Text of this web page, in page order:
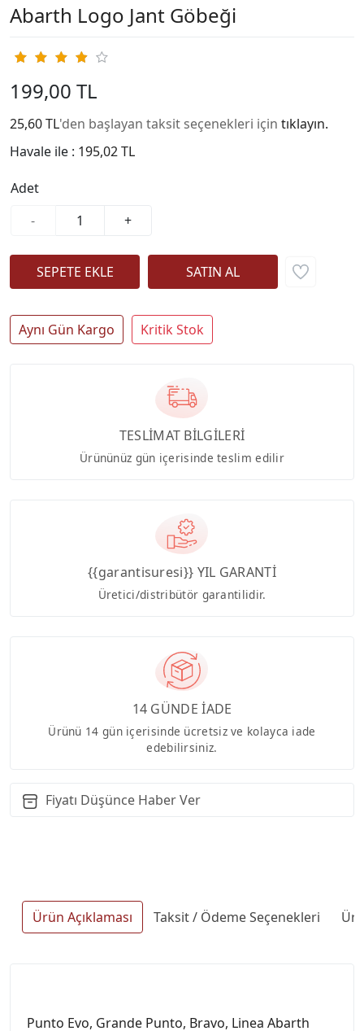
Abarth Logo Jant Göbeği
199,00 TL
25,60 TL'den başlayan taksit seçenekleri için tıklayın.
Havale ile : 195,02 TL
Adet
-
+
Aynı Gün Kargo Kritik Stok
TESLİMAT BİLGİLERİ
Ürününüz gün içerisinde teslim edilir
{{garantisuresi}} YIL GARANTİ
Üretici/distribütör garantilidir.
14 GÜNDE İADE
Ürünü 14 gün içerisinde ücretsiz ve kolayca iade
edebilirsiniz.
Fiyatı Düşünce Haber Ver
Ürün Açıklaması Taksit / Ödeme Seçenekleri
Punto Evo, Grande Punto, Bravo, Linea Abarth